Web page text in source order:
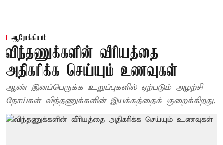
ஆரோக்கியம்
விந்தணுக்களின் வீரியத்தை
அதிகரிக்க செய்யும் உணவுகள்
ஆண் இனப்பெருக்க உறுப்புகளில் ஏற்படும் அழற்சி
நோய்கள் விந்தணுக்களின் இயக்கத்தைக் குறைக்கிறது.